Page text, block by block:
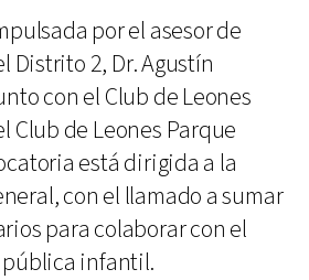
por el asesor de
Distrito 2, Dr. Agustín
con el Club de Leones
Club de Leones Parque
está dirigida a la
con el llamado a sumar
para colaborar con el
infantil.